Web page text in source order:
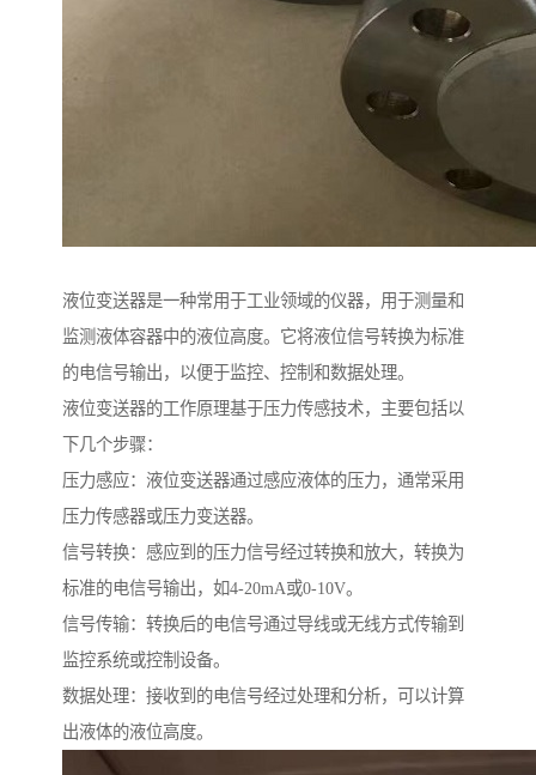
液位变送器是一种常用于工业领域的仪器，用于测量和
监测液体容器中的液位高度。它将液位信号转换为标准
的电信号输出，以便于监控、控制和数据处理。
液位变送器的工作原理基于压力传感技术，主要包括以
下几个步骤：
压力感应：液位变送器通过感应液体的压力，通常采用
压力传感器或压力变送器。
信号转换：感应到的压力信号经过转换和放大，转换为
标准的电信号输出，如4-20mA或0-10V。
信号传输：转换后的电信号通过导线或无线方式传输到
监控系统或控制设备。
数据处理：接收到的电信号经过处理和分析，可以计算
出液体的液位高度。